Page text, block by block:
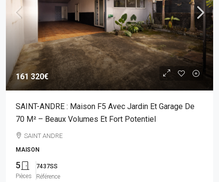
161 320€
SAINT-ANDRE : Maison F5 Avec Jardin Et Garage De
70 M² – Beaux Volumes Et Fort Potentiel
SAINT ANDRE
MAISON
5
Pièces
7437SS
Référence